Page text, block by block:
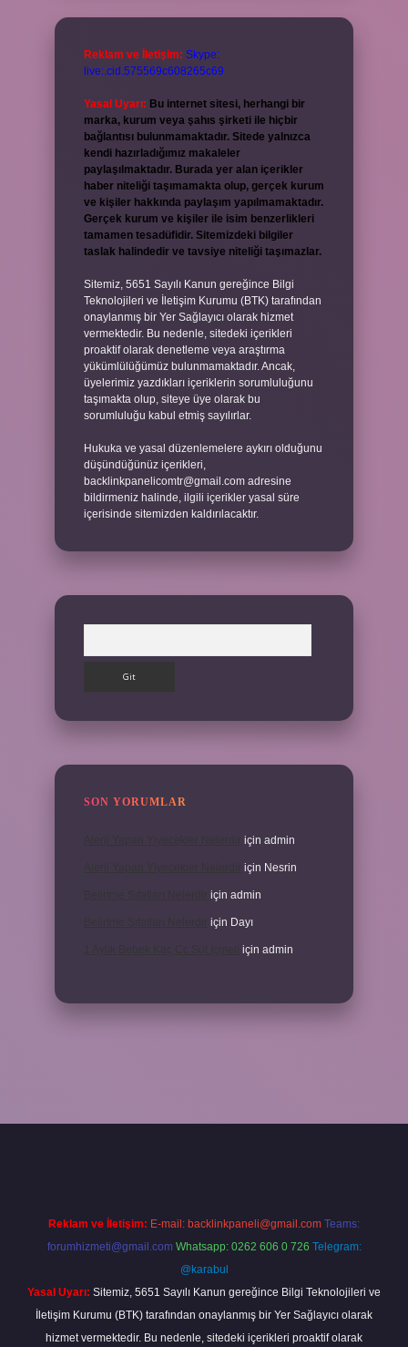
Reklam ve İletişim: Skype:
live:.cid.575569c608265c69
Yasal Uyarı: Bu internet sitesi, herhangi bir
marka, kurum veya şahıs şirketi ile hiçbir
bağlantısı bulunmamaktadır. Sitede yalnızca
kendi hazırladığımız makaleler
paylaşılmaktadır. Burada yer alan içerikler
haber niteliği taşımamakta olup, gerçek kurum
ve kişiler hakkında paylaşım yapılmamaktadır.
Gerçek kurum ve kişiler ile isim benzerlikleri
tamamen tesadüfidir. Sitemizdeki bilgiler
taslak halindedir ve tavsiye niteliği taşımazlar.
Sitemiz, 5651 Sayılı Kanun gereğince Bilgi
Teknolojileri ve İletişim Kurumu (BTK) tarafından
onaylanmış bir Yer Sağlayıcı olarak hizmet
vermektedir. Bu nedenle, sitedeki içerikleri
proaktif olarak denetleme veya araştırma
yükümlülüğümüz bulunmamaktadır. Ancak,
üyelerimiz yazdıkları içeriklerin sorumluluğunu
taşımakta olup, siteye üye olarak bu
sorumluluğu kabul etmiş sayılırlar.
Hukuka ve yasal düzenlemelere aykırı olduğunu
düşündüğünüz içerikleri,
backlinkpanelicomtr@gmail.com adresine
bildirmeniz halinde, ilgili içerikler yasal süre
içerisinde sitemizden kaldırılacaktır.
SON YORUMLAR
için admin
Alerji Yapan Yiyecekler Nelerdir için Nesrin
için admin
Belirtme Sıfatları Nelerdir için Dayı
1 Aylık Bebek Kaç Cc Süt Içmeli için admin
Reklam ve İletişim: E-mail: backlinkpaneli@gmail.com Teams:
forumhizmeti@gmail.com Whatsapp: 0262 606 0 726 Telegram:
@karabul
Yasal Uyarı: Sitemiz, 5651 Sayılı Kanun gereğince Bilgi Teknolojileri ve
İletişim Kurumu (BTK) tarafından onaylanmış bir Yer Sağlayıcı olarak
hizmet vermektedir. Bu nedenle, sitedeki içerikleri proaktif olarak